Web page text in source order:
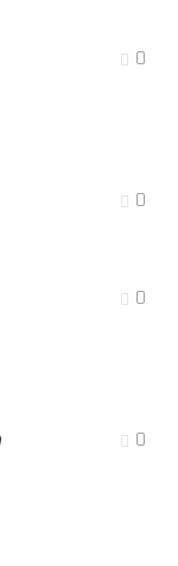
0
0
0
0